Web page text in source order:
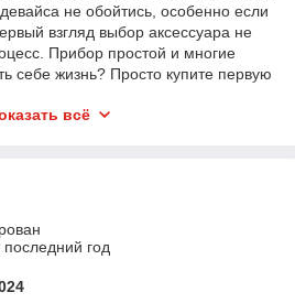
не обойтись, особенно если
взгляд выбор аксессуара не
Прибор простой и многие
себе жизнь? Просто купите первую
учесть при покупке. Мышки
характеристики и
компьютерных
всё
год